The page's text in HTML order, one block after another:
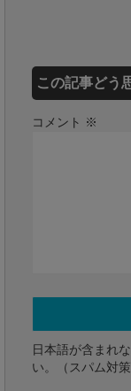
この記事どう
コメント ※
日本語が含まれ
い。（スパム対策